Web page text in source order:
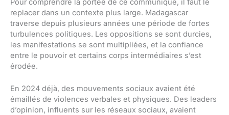
replacer dans un contexte plus large. Madagascar
traverse depuis plusieurs années une période de fortes
turbulences politiques. Les oppositions se sont durcies,
les manifestations se sont multipliées, et la confiance
entre le pouvoir et certains corps intermédiaires s’est
érodée.
En 2024 déjà, des mouvements sociaux avaient été
émaillés de violences verbales et physiques. Des leaders
d’opinion, influents sur les réseaux sociaux, avaient